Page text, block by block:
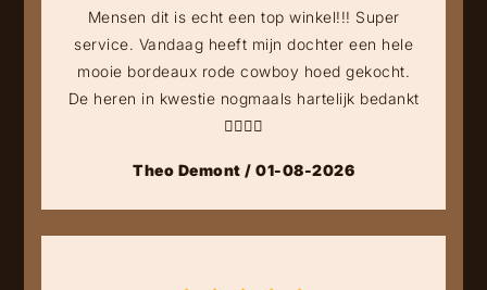
Mensen dit is echt een top winkel!!! Super
service. Vandaag heeft mijn dochter een hele
mooie bordeaux rode cowboy hoed gekocht.
De heren in kwestie nogmaals hartelijk bedankt
👍🏻👍🏻
Theo Demont / 01-08-2026